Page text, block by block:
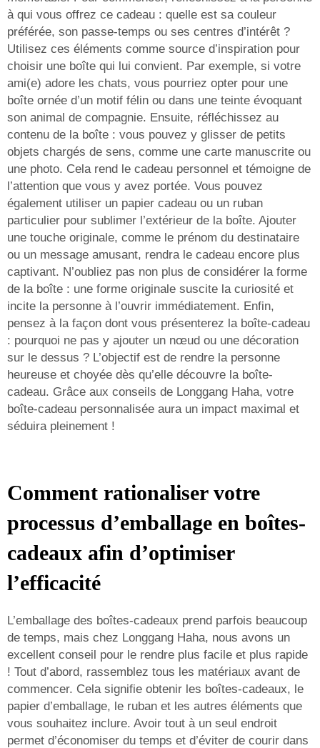
à qui vous offrez ce cadeau : quelle est sa couleur
préférée, son passe-temps ou ses centres d’intérêt ?
Utilisez ces éléments comme source d’inspiration pour
choisir une boîte qui lui convient. Par exemple, si votre
ami(e) adore les chats, vous pourriez opter pour une
boîte ornée d’un motif félin ou dans une teinte évoquant
son animal de compagnie. Ensuite, réfléchissez au
contenu de la boîte : vous pouvez y glisser de petits
objets chargés de sens, comme une carte manuscrite ou
une photo. Cela rend le cadeau personnel et témoigne de
l’attention que vous y avez portée. Vous pouvez
également utiliser un papier cadeau ou un ruban
particulier pour sublimer l’extérieur de la boîte. Ajouter
une touche originale, comme le prénom du destinataire
ou un message amusant, rendra le cadeau encore plus
captivant. N’oubliez pas non plus de considérer la forme
de la boîte : une forme originale suscite la curiosité et
incite la personne à l’ouvrir immédiatement. Enfin,
pensez à la façon dont vous présenterez la boîte-cadeau
: pourquoi ne pas y ajouter un nœud ou une décoration
sur le dessus ? L’objectif est de rendre la personne
heureuse et choyée dès qu’elle découvre la boîte-
cadeau. Grâce aux conseils de Longgang Haha, votre
boîte-cadeau personnalisée aura un impact maximal et
séduira pleinement !
Comment rationaliser votre
processus d’emballage en boîtes-
cadeaux afin d’optimiser
l’efficacité
L’emballage des boîtes-cadeaux prend parfois beaucoup
de temps, mais chez Longgang Haha, nous avons un
excellent conseil pour le rendre plus facile et plus rapide
! Tout d’abord, rassemblez tous les matériaux avant de
commencer. Cela signifie obtenir les boîtes-cadeaux, le
papier d’emballage, le ruban et les autres éléments que
vous souhaitez inclure. Avoir tout à un seul endroit
permet d’économiser du temps et d’éviter de courir dans